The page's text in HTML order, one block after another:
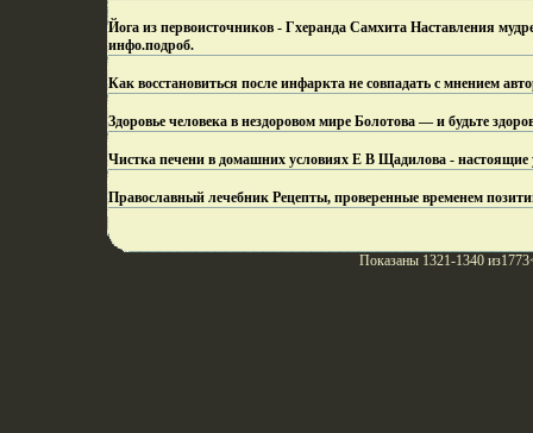
Йога из первоисточников - Гхеранда Самхита Наставления
инфо.подроб.
Как восстановиться после инфаркта не совпадать с мнением
Здоровье человека в нездоровом мире Болотова — и будьте
Чистка печени в домашних условиях Е В Щадилова - настоящие
Православный лечебник Рецепты, проверенные временем
Показаны 1321-1340